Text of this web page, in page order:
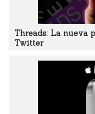
Threads: La nueva
Twitter